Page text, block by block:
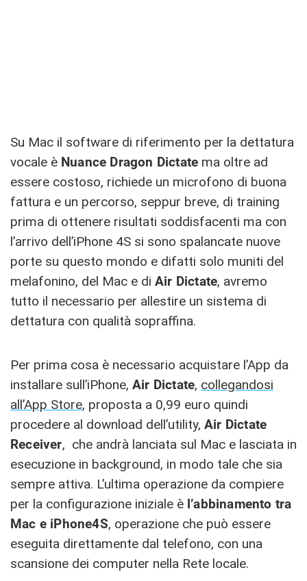
Su Mac il software di riferimento per la dettatura
vocale è Nuance Dragon Dictate ma oltre ad
essere costoso, richiede un microfono di buona
fattura e un percorso, seppur breve, di training
prima di ottenere risultati soddisfacenti ma con
l’arrivo dell’iPhone 4S si sono spalancate nuove
porte su questo mondo e difatti solo muniti del
melafonino, del Mac e di Air Dictate, avremo
tutto il necessario per allestire un sistema di
dettatura con qualità sopraffina.
Per prima cosa è necessario acquistare l’App da
installare sull’iPhone, Air Dictate, collegandosi
all’App Store, proposta a 0,99 euro quindi
procedere al download dell’utility, Air Dictate
Receiver, che andrà lanciata sul Mac e lasciata in
esecuzione in background, in modo tale che sia
sempre attiva. L’ultima operazione da compiere
per la configurazione iniziale è l’abbinamento tra
Mac e iPhone4S, operazione che può essere
eseguita direttamente dal telefono, con una
scansione dei computer nella Rete locale.